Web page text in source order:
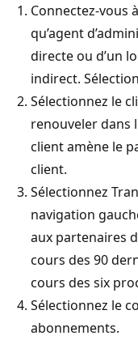
Connectez-vous
qu’agent
directe ou d’un
indirect.
Sélectionnez le
renouveler dans
client amène le
client.
Sélectionnez
navigation
aux partenaires
cours des 90
cours des six
Sélectionnez le
abonnements.